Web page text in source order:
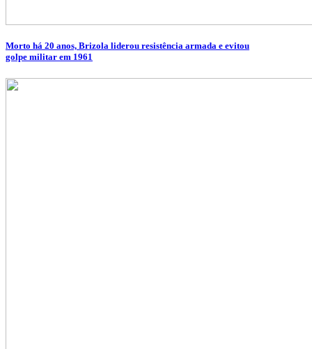
Morto há 20 anos, Brizola liderou resistência armada e evitou
golpe militar em 1961